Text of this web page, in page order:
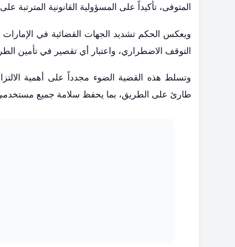
المتوفى، تأكيداً على المسؤولية القانونية المترتبة
ويعكس الحكم تشديد الجهات القضائية في الإمارات
التوقف الاضطراري، واعتبار أي تقصير في تأمين
وتسلط هذه القضية الضوء مجدداً على أهمية
طارئ على الطريق، بما يحفظ سلامة جميع مستخدمي